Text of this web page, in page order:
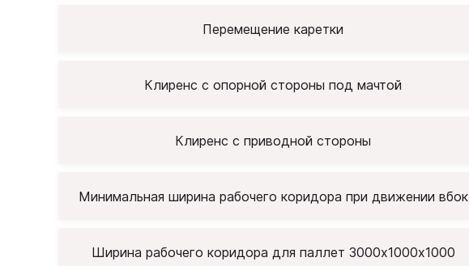
Перемещение каретки
Клиренс с опорной стороны под мачтой
Клиренс с приводной стороны
Минимальная ширина рабочего коридора при движении вбок
Ширина рабочего коридора для паллет 3000х1000х1000